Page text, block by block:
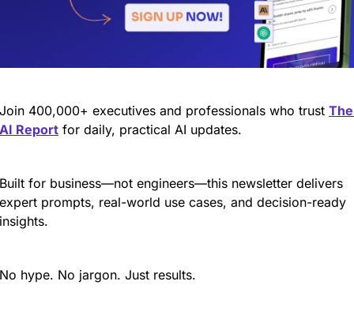
Join 400,000+ executives and professionals who trust The
AI Report for daily, practical AI updates.
Built for business—not engineers—this newsletter delivers
expert prompts, real-world use cases, and decision-ready
insights.
No hype. No jargon. Just results.